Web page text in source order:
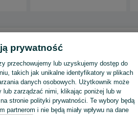
Pleszew
Wyświetlenia:
prywatność
przechowujemy lub uzyskujemy dostęp do
takich jak unikalne identyfikatory w plikach
danych osobowych. Użytkownik może
lub zarządzać nimi, klikając poniżej lub w
stronie polityki prywatności. Te wybory będą
partnerom i nie będą miały wpływu na dane